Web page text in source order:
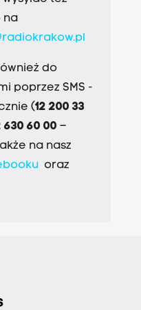
na
do
poprzez SMS -
(12 200 33
630 60 00 –
na nasz
oraz